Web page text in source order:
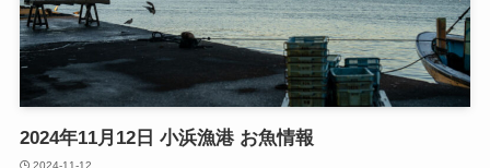
2024年11月12日 小浜漁港 お魚情報
2024-11-12